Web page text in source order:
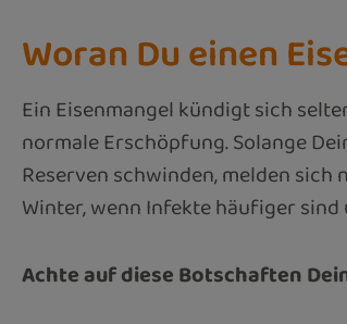
Woran Du einen
Ein Eisenmangel kündigt sich
normale Erschöpfung. Solange
Reserven schwinden, melden
Winter, wenn Infekte häufiger
Achte auf diese Botschaften